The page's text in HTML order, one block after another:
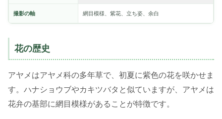
撮影の軸 網目模様、紫花、立ち姿、余白
花の歴史
アヤメはアヤメ科の多年草で、初夏に紫色の花を咲かせま
す。ハナショウブやカキツバタと似ていますが、アヤメは
花弁の基部に網目模様があることが特徴です。